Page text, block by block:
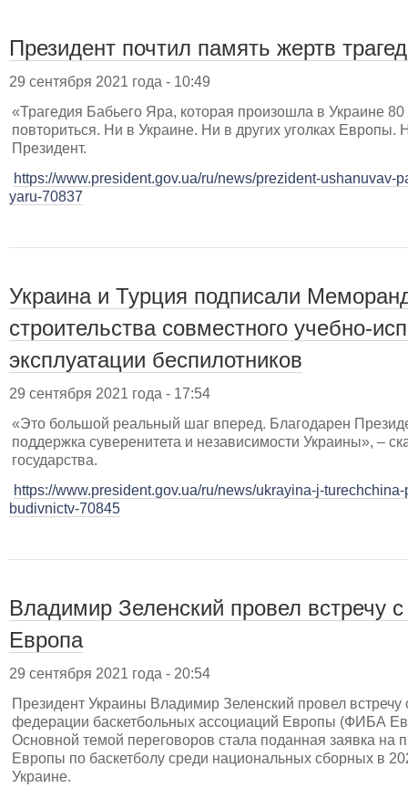
Президент почтил память жертв
29 сентября 2021 года - 10:49
«Трагедия Бабьего Яра, которая произошла в Украине 80
повториться. Ни в Украине. Ни в других уголках
Президент.
https://www.president.gov.ua/ru/news/prezident-ushanuvav-
yaru-70837
Украина и Турция подписали
строительства совместного учебно-
эксплуатации беспилотников
29 сентября 2021 года - 17:54
«Это большой реальный шаг вперед. Благодарен
поддержка суверенитета и независимости Украины», –
государства.
https://www.president.gov.ua/ru/news/ukrayina-j-
budivnictv-70845
Владимир Зеленский провел встречу
Европа
29 сентября 2021 года - 20:54
Президент Украины Владимир Зеленский провел
федерации баскетбольных ассоциаций Европы (ФИБА
Основной темой переговоров стала поданная заявка на
Европы по баскетболу среди национальных сборных в
Украине.